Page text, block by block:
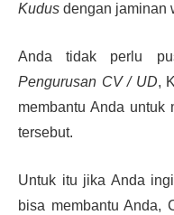
Kudus dengan jaminan
Anda tidak perlu
Pengurusan CV / UD,
membantu Anda untuk
tersebut.
Untuk itu jika Anda
bisa membantu Anda,